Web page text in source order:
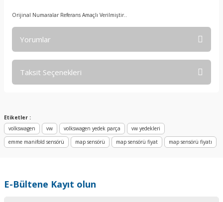
Orijinal Numaralar Referans Amaçlı Verilmiştir..
Yorumlar
Taksit Seçenekleri
Etiketler :
volkswagen
vw volkswagen yedek parça
vw yedekleri
emme manifold sensörü
map sensörü map sensörü fiyat map sensörü fiyatı
E-Bültene Kayıt olun